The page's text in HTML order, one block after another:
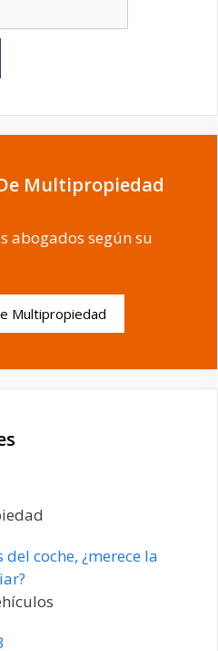
Multipropiedad
abogados según su
Multipropiedad
coche, ¿merece la